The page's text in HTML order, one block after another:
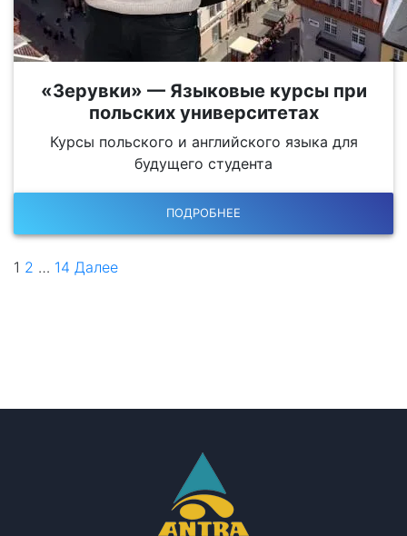
«Зерувки» — Языковые курсы при
польских университетах
Курсы польского и английского языка для
будущего студента
ПОДРОБНЕЕ
1 2 … 14 Далее